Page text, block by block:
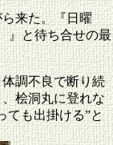
来た。『日曜
』と待ち合せの最
調不良で断り続
桧洞丸に登れな
ても出掛ける”と